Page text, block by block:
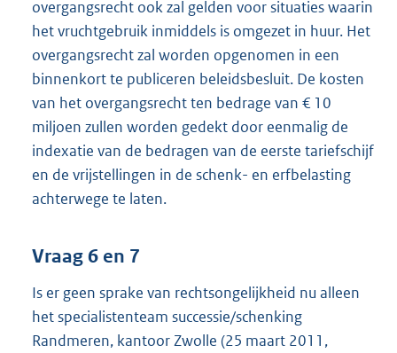
overgangsrecht ook zal gelden voor situaties waarin
het vruchtgebruik inmiddels is omgezet in huur. Het
overgangsrecht zal worden opgenomen in een
binnenkort te publiceren beleidsbesluit. De kosten
van het overgangsrecht ten bedrage van € 10
miljoen zullen worden gedekt door eenmalig de
indexatie van de bedragen van de eerste tariefschijf
en de vrijstellingen in de schenk- en erfbelasting
achterwege te laten.
Vraag 6 en 7
Is er geen sprake van rechtsongelijkheid nu alleen
het specialistenteam successie/schenking
Randmeren, kantoor Zwolle (25 maart 2011,